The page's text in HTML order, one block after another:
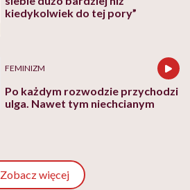
kiedykolwiek do tej pory”
FEMINIZM
Po każdym rozwodzie przychodzi
ulga. Nawet tym niechcianym
Zobacz więcej